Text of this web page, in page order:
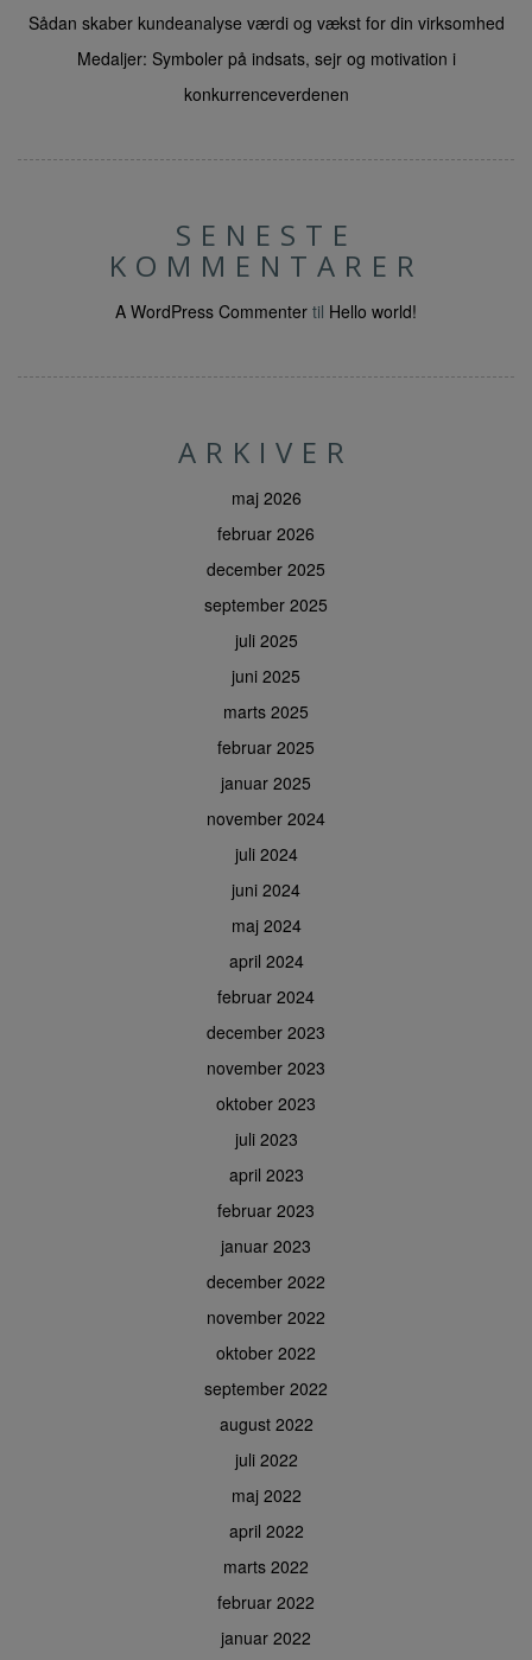
Sådan skaber kundeanalyse værdi og vækst for din virksomhed
Medaljer: Symboler på indsats, sejr og motivation i
konkurrenceverdenen
SENESTE
KOMMENTARER
A WordPress Commenter til Hello world!
ARKIVER
maj 2026
februar 2026
december 2025
september 2025
juli 2025
juni 2025
marts 2025
februar 2025
januar 2025
november 2024
juli 2024
juni 2024
maj 2024
april 2024
februar 2024
december 2023
november 2023
oktober 2023
juli 2023
april 2023
februar 2023
januar 2023
december 2022
november 2022
oktober 2022
september 2022
august 2022
juli 2022
maj 2022
april 2022
marts 2022
februar 2022
januar 2022